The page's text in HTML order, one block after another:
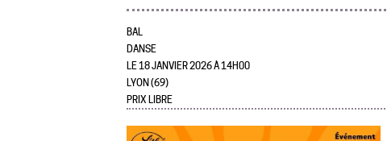
BAL
DANSE
LE 18 JANVIER 2026 À 14H00
LYON (69)
PRIX LIBRE